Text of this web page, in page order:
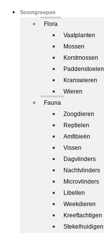
Soortgroepen
Flora
Vaatplanten
Mossen
Korstmossen
Paddenstoelen
Kranswieren
Wieren
Fauna
Zoogdieren
Reptielen
Amfibieën
Vissen
Dagvlinders
Nachtvlinders
Microvlinders
Libellen
Weekdieren
Kreeftachtigen
Stekelhuidigen